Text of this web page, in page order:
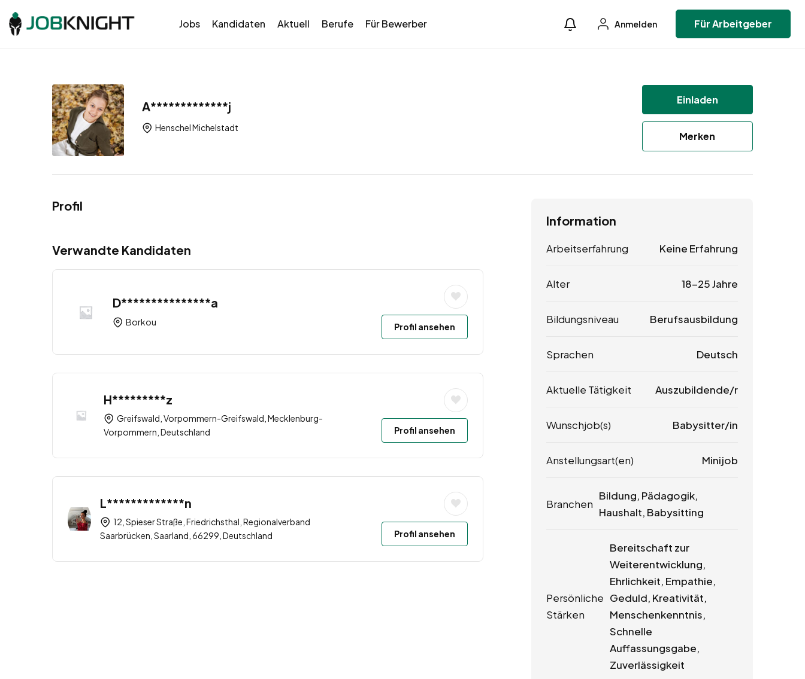
Jobs Kandidaten Aktuell Berufe Für Bewerber Anmelden Für Arbeitgeber
A*************j
Henschel Michelstadt
Einladen
Merken
Profil
Verwandte Kandidaten
D***************a
Borkou Profil ansehen
H*********z
Greifswald, Vorpommern-Greifswald, Mecklenburg-
Vorpommern, Deutschland
Profil ansehen
L*************n
12, Spieser Straße, Friedrichsthal, Regionalverband
Saarbrücken, Saarland, 66299, Deutschland
Profil ansehen
Information
Arbeitserfahrung Keine Erfahrung
Alter 18-25 Jahre
Bildungsniveau Berufsausbildung
Sprachen Deutsch
Aktuelle Tätigkeit Auszubildende/r
Wunschjob(s) Babysitter/in
Anstellungsart(en) Minijob
Branchen
Bildung, Pädagogik,
Haushalt, Babysitting
Persönliche
Stärken
Bereitschaft zur
Weiterentwicklung,
Ehrlichkeit, Empathie,
Geduld, Kreativität,
Menschenkenntnis,
Schnelle
Auffassungsgabe,
Zuverlässigkeit